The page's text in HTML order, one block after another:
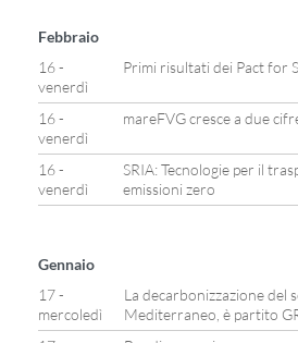
Febbraio
16 -
venerdì
Primi risultati dei Pact for
16 -
venerdì
mareFVG cresce a due
16 -
venerdì
SRIA: Tecnologie per il
emissioni zero
Gennaio
17 -
mercoledì
La decarbonizzazione del
Mediterraneo, è partito